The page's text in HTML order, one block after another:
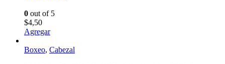
0 out of 5
$4,50
Agregar
Boxeo, Cabezal